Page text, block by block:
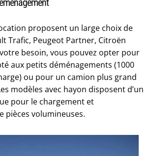
proposent un large choix de
Trafic, Peugeot Partner, Citroën
besoin, vous pouvez opter pour
aux petits déménagements (1000
ou pour un camion plus grand
modèles avec hayon disposent d’un
pour le chargement et
pièces volumineuses.